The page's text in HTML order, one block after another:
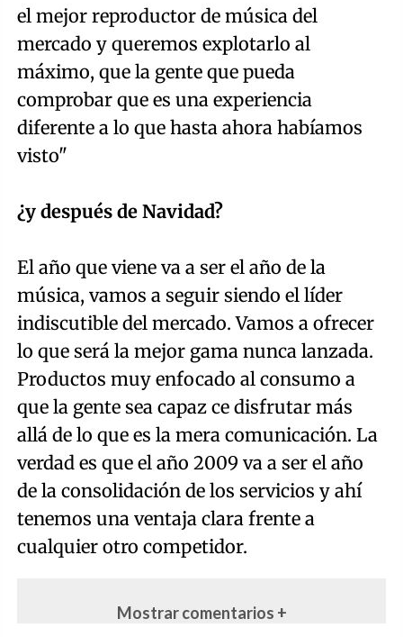
el mejor reproductor de música del
mercado y queremos explotarlo al
máximo, que la gente que pueda
comprobar que es una experiencia
diferente a lo que hasta ahora habíamos
visto"
¿y después de Navidad?
El año que viene va a ser el año de la
música, vamos a seguir siendo el líder
indiscutible del mercado. Vamos a ofrecer
lo que será la mejor gama nunca lanzada.
Productos muy enfocado al consumo a
que la gente sea capaz ce disfrutar más
allá de lo que es la mera comunicación. La
verdad es que el año 2009 va a ser el año
de la consolidación de los servicios y ahí
tenemos una ventaja clara frente a
cualquier otro competidor.
Mostrar comentarios +